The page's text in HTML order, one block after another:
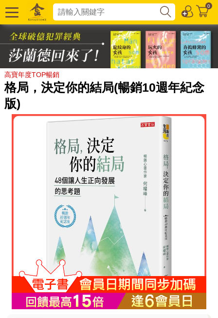
0
高寶年度TOP暢銷
格局，決定你的結局(暢銷10週年紀念
版)